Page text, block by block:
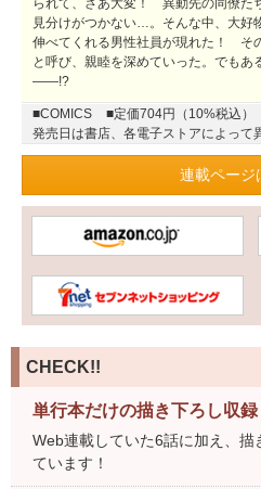
られて、さあ大変！ 異動先の同僚た
見分けがつかない…。そんな中、大好
伸べてくれる男性社員が現れた！ そ
と呼び、親睦を深めていった。でも
――!?
■COMICS ■定価704円（10%税込）
発売日は書店、各電子ストアによって
連載ページ
CHECK!!
単行本だけの描き下ろし収録
Web連載していた6話に加え、描
ています！